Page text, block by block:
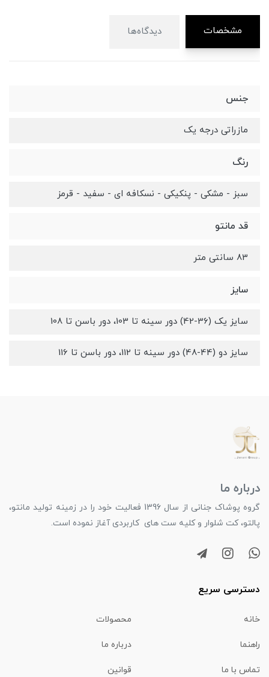
مشخصات دیدگاه‌ها
جنس
مازراتی درجه یک
رنگ
سبز - مشکی - پنکیکی - نسکافه ای - سفید - قرمز
قد مانتو
83 سانتی متر
سایز
سایز یک (36-42) دور سینه تا 103، دور باسن تا 108
سایز دو (44-48) دور سینه تا 112، دور باسن تا 116
درباره ما
گروه پوشاک جنانی از سال 1396 فعالیت خود را در زمینه تولید مانتو،
پالتو، کت شلوار و کلیه ست های کاربردی آغاز نموده است.
دسترسی سریع
خانه محصولات
راهنما درباره ما
تماس با ما قوانین